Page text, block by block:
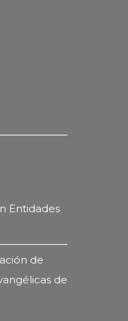
Entidades
de
de